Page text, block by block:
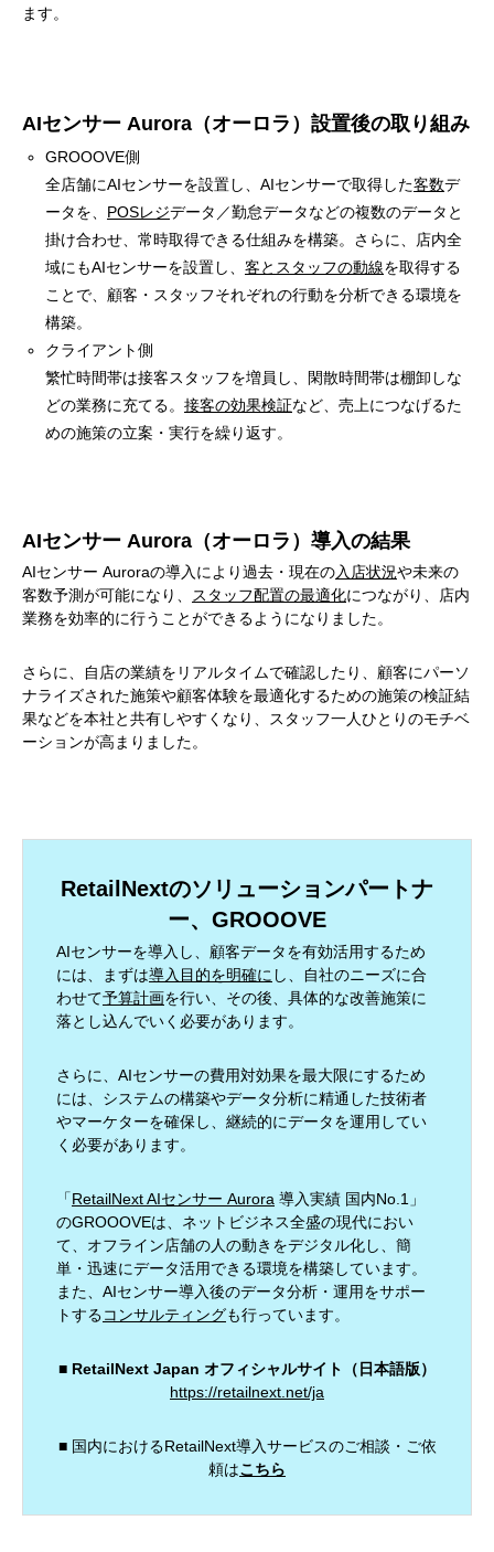
ます。
AIセンサー Aurora（オーロラ）設置後の取り組み
GROOOVE側
全店舗にAIセンサーを設置し、AIセンサーで取得した客数デ
ータを、 POSレジデータ／勤怠データなどの複数のデータと
掛け合わせ、常時取得できる仕組みを構築。さらに、店内全
域にもAIセンサーを設置し、 客とスタッフの動線を取得する
ことで、顧客・スタッフそれぞれの行動を分析できる環境を
構築。
クライアント側
繁忙時間帯は接客スタッフを増員し、閑散時間帯は棚卸しな
どの業務に充てる。 接客の効果検証など、売上につなげるた
めの施策の立案・実行を繰り返す。
AIセンサー Aurora（オーロラ）導入の結果
AIセンサー Auroraの導入により過去・現在の入店状況や未来の
客数予測が可能になり、
スタッフ配置の最適化につながり、店内
業務を効率的に行うことができるようになりました。
さらに、自店の業績をリアルタイムで確認したり、顧客にパーソ
ナライズされた施策や顧客体験を最適化するための施策の検証結
果などを本社と共有しやすくなり、スタッフ一人ひとりのモチベ
ーションが高まりました。
RetailNextのソリューションパートナ
ー、GROOOVE
AIセンサーを導入し、顧客データを有効活用するため
には、まずは導入目的を明確に し、自社のニーズに合
わせて予算計画を行い、その後、具体的な改善施策に
落とし込んでいく必要があります。
さらに、AIセンサーの費用対効果を最大限にするため
には、システムの構築やデータ分析に精通した技術者
やマーケターを確保し、継続的にデータを運用してい
く必要があります。
「RetailNext AIセンサー Aurora 導入実績 国内No.1」
のGROOOVEは、ネットビジネス全盛の現代におい
て、オフライン店舗の人の動きをデジタル化し、簡
単・迅速にデータ活用できる環境を構築しています。
また、AIセンサー導入後のデータ分析・運用をサポー
トするコンサルティングも行っています。
■ RetailNext Japan オフィシャルサイト（日本語版）
https://retailnext.net/ja
■ 国内におけるRetailNext導入サービスのご相談・ご依
頼はこちら